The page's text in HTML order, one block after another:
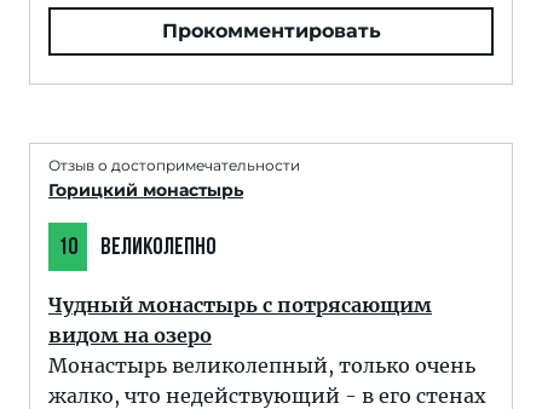
Прокомментировать
Отзыв о достопримечательности
Горицкий монастырь
10 ВЕЛИКОЛЕПНО
Чудный монастырь с потрясающим
видом на озеро
Монастырь великолепный, только очень
жалко, что недействующий - в его стенах